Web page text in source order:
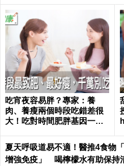
吃宵夜容易胖？專家：養
肉、養瘦兩個時段吃錯差很
大！吃對時間肥胖基因一秒
h
夏天呼吸道易不適！醫推4食物「
增強免疫」 喝檸檬水有助保持